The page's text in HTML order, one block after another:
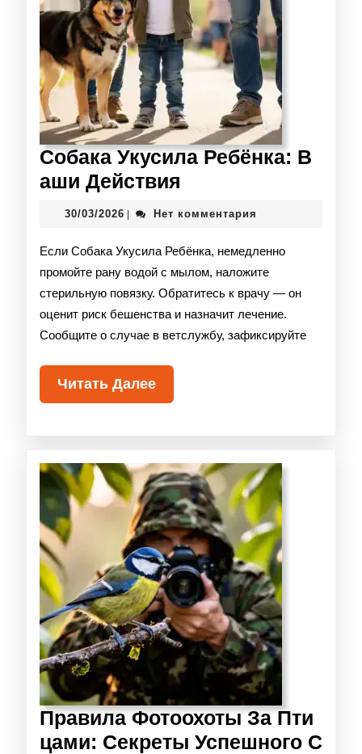
Собака Укусила Ребёнка: В
аши Действия
30/03/2026 Нет комментария
Если Собака Укусила Ребёнка, немедленно
промойте рану водой с мылом, наложите
стерильную повязку. Обратитесь к врачу — он
оценит риск бешенства и назначит лечение.
Сообщите о случае в ветслужбу, зафиксируйте
Читать Далее
Правила Фотоохоты За Пти
цами: Секреты Успешного С